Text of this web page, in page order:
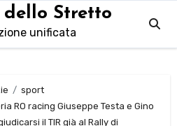
dello Stretto
unificata
sport
RO racing Giuseppe Testa e Gino
il TIR già al Rally di